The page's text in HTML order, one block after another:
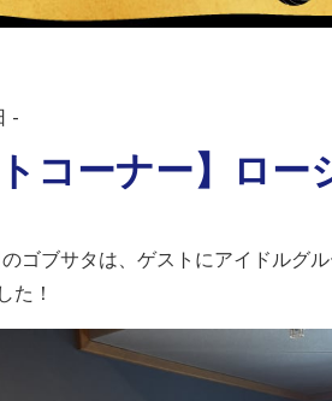
トコーナー】ロ
ゴブサタは、ゲストにアイドルグ
た！